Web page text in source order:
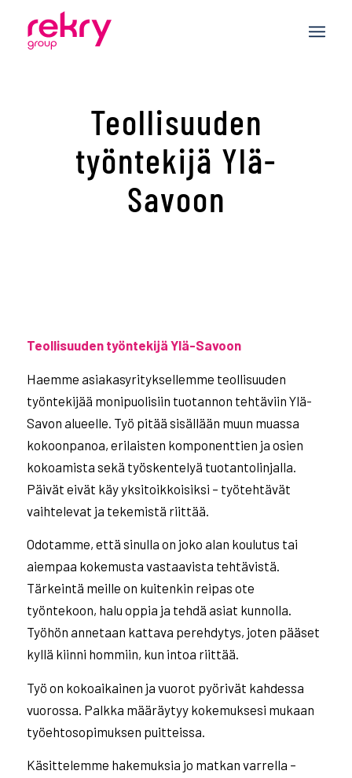
Teollisuuden
työntekijä Ylä-
Savoon
Teollisuuden työntekijä Ylä-Savoon
Haemme asiakasyrityksellemme teollisuuden
työntekijää monipuolisiin tuotannon tehtäviin Ylä-
Savon alueelle. Työ pitää sisällään muun muassa
kokoonpanoa, erilaisten komponenttien ja osien
kokoamista sekä työskentelyä tuotantolinjalla.
Päivät eivät käy yksitoikkoisiksi – työtehtävät
vaihtelevat ja tekemistä riittää.
Odotamme, että sinulla on joko alan koulutus tai
aiempaa kokemusta vastaavista tehtävistä.
Tärkeintä meille on kuitenkin reipas ote
työntekoon, halu oppia ja tehdä asiat kunnolla.
Työhön annetaan kattava perehdytys, joten pääset
kyllä kiinni hommiin, kun intoa riittää.
Työ on kokoaikainen ja vuorot pyörivät kahdessa
vuorossa. Palkka määräytyy kokemuksesi mukaan
työehtosopimuksen puitteissa.
Käsittelemme hakemuksia jo matkan varrella –